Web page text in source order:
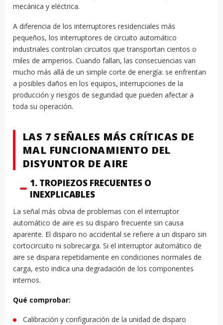
mecánica y eléctrica.
A diferencia de los interruptores residenciales más
pequeños, los interruptores de circuito automático
industriales controlan circuitos que transportan cientos o
miles de amperios. Cuando fallan, las consecuencias van
mucho más allá de un simple corte de energía: se enfrentan
a posibles daños en los equipos, interrupciones de la
producción y riesgos de seguridad que pueden afectar a
toda su operación.
LAS 7 SEÑALES MÁS CRÍTICAS DE
MAL FUNCIONAMIENTO DEL
DISYUNTOR DE AIRE
1. TROPIEZOS FRECUENTES O
INEXPLICABLES
La señal más obvia de problemas con el interruptor
automático de aire es su disparo frecuente sin causa
aparente. El disparo no accidental se refiere a un disparo sin
cortocircuito ni sobrecarga. Si el interruptor automático de
aire se dispara repetidamente en condiciones normales de
carga, esto indica una degradación de los componentes
internos.
Qué comprobar:
Calibración y configuración de la unidad de disparo